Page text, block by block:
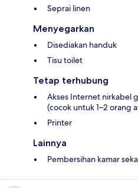
Seprai linen
Menyegarkan
Disediakan handuk
Tisu toilet
Tetap terhubung
Akses Internet nirkabel
(cocok untuk 1–2 orang
Printer
Lainnya
Pembersihan kamar